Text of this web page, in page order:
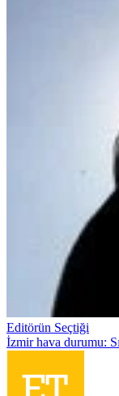
Editörün Seçtiği
İzmir hava durumu: